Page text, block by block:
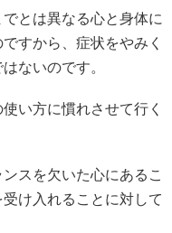
とは異なる心と身体に
すから、症状をやみく
ないのです。
い方に慣れさせて行く
スを欠いた心にあるこ
け入れることに対して